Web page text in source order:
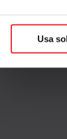
Usa